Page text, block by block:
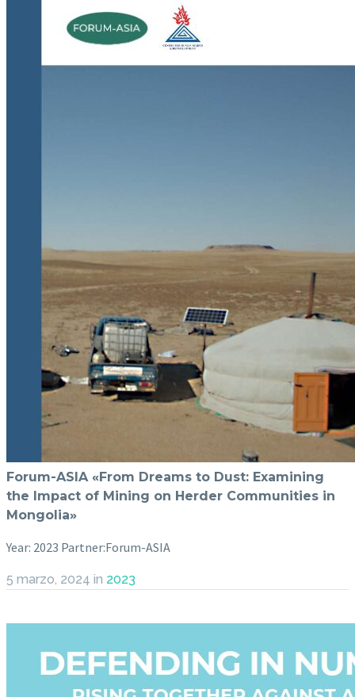
Forum-ASIA «From Dreams to Dust: Examining
the Impact of Mining on Herder Communities in
Mongolia»
Year: 2023 Partner:Forum-ASIA
5 marzo, 2024 in 2023